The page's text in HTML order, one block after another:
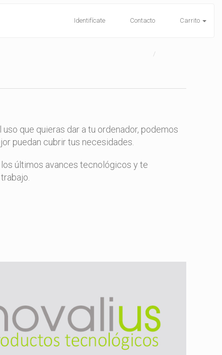
Identifícate Contacto Carrito
que quieras dar a tu ordenador, podemos
puedan cubrir tus necesidades.
últimos avances tecnológicos y te